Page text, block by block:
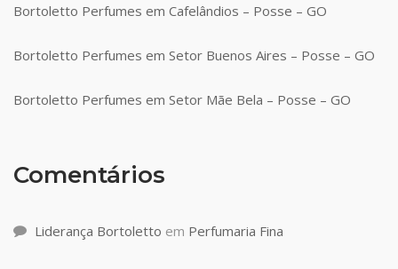
Bortoletto Perfumes em Cafelândios – Posse – GO
Bortoletto Perfumes em Setor Buenos Aires – Posse – GO
Bortoletto Perfumes em Setor Mãe Bela – Posse – GO
Comentários
Liderança Bortoletto em Perfumaria Fina